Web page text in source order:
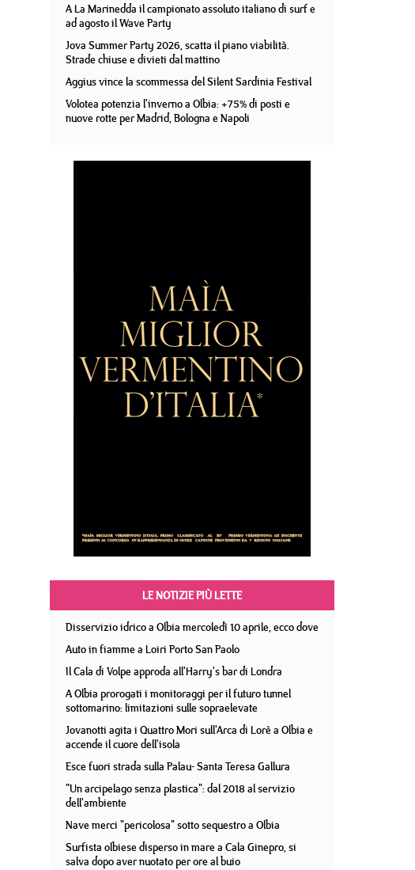
A La Marinedda il campionato assoluto italiano di surf e
ad agosto il Wave Party
Jova Summer Party 2026, scatta il piano viabilità.
Strade chiuse e divieti dal mattino
Aggius vince la scommessa del Silent Sardinia Festival
Volotea potenzia l'inverno a Olbia: +75% di posti e
nuove rotte per Madrid, Bologna e Napoli
LE NOTIZIE PIÙ LETTE
Disservizio idrico a Olbia mercoledì 10 aprile, ecco dove
Auto in fiamme a Loiri Porto San Paolo
Il Cala di Volpe approda all'Harry's bar di Londra
A Olbia prorogati i monitoraggi per il futuro tunnel
sottomarino: limitazioni sulle sopraelevate
Jovanotti agita i Quattro Mori sull'Arca di Lorè a Olbia e
accende il cuore dell'isola
Esce fuori strada sulla Palau- Santa Teresa Gallura
"Un arcipelago senza plastica": dal 2018 al servizio
dell'ambiente
Nave merci "pericolosa" sotto sequestro a Olbia
Surfista olbiese disperso in mare a Cala Ginepro, si
salva dopo aver nuotato per ore al buio